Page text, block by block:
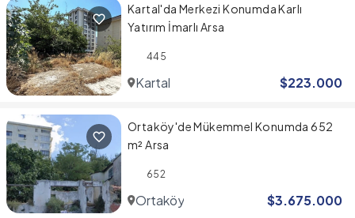
Kartal'da Merkezi Konumda Karlı
Yatırım İmarlı Arsa
445
Kartal $223.000
Ortaköy'de Mükemmel Konumda 652
m² Arsa
652
Ortaköy $3.675.000